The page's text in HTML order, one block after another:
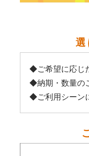
◆ご希望に応じ
◆納期・数量の
◆ご利用シーン